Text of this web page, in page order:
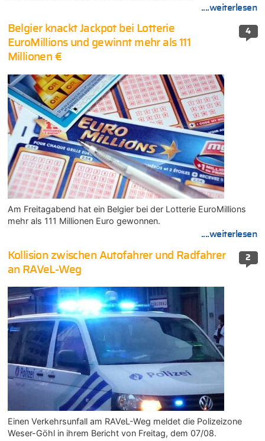
....weiterlesen
4
Belgier knackt Jackpot bei Lotterie
EuroMillions und gewinnt mehr als 111
Millionen €
Am Freitagabend hat ein Belgier bei der Lotterie EuroMillions
mehr als 111 Millionen Euro gewonnen.
....weiterlesen
2
Kollision zwischen Autofahrer und Radfahrer
an RAVeL-Weg
Einen Verkehrsunfall am RAVeL-Weg meldet die Polizeizone
Weser-Göhl in ihrem Bericht von Freitag, dem 07/08.